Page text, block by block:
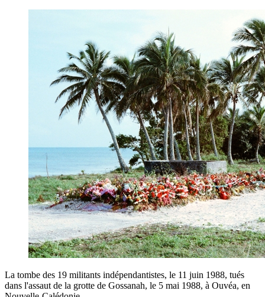
La tombe des 19 militants indépendantistes, le 11 juin 1988, tués
dans l'assaut de la grotte de Gossanah, le 5 mai 1988, à Ouvéa, en